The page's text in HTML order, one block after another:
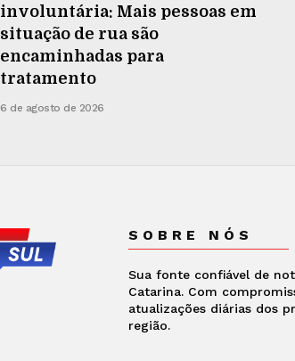
involuntária: Mais pessoas em
situação de rua são
encaminhadas para
tratamento
6 de agosto de 2026
SOBRE NÓS
Sua fonte confiável de
Catarina. Com
atualizações diárias dos
região.